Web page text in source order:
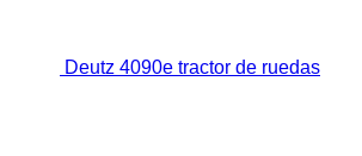
Deutz 4090e tractor de ruedas